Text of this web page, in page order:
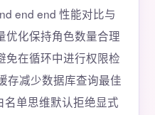
end end 性能对比与
优化保持角色数量合理
免在循环中进行权限检
存减少数据库查询最佳
名单思维默认拒绝显式